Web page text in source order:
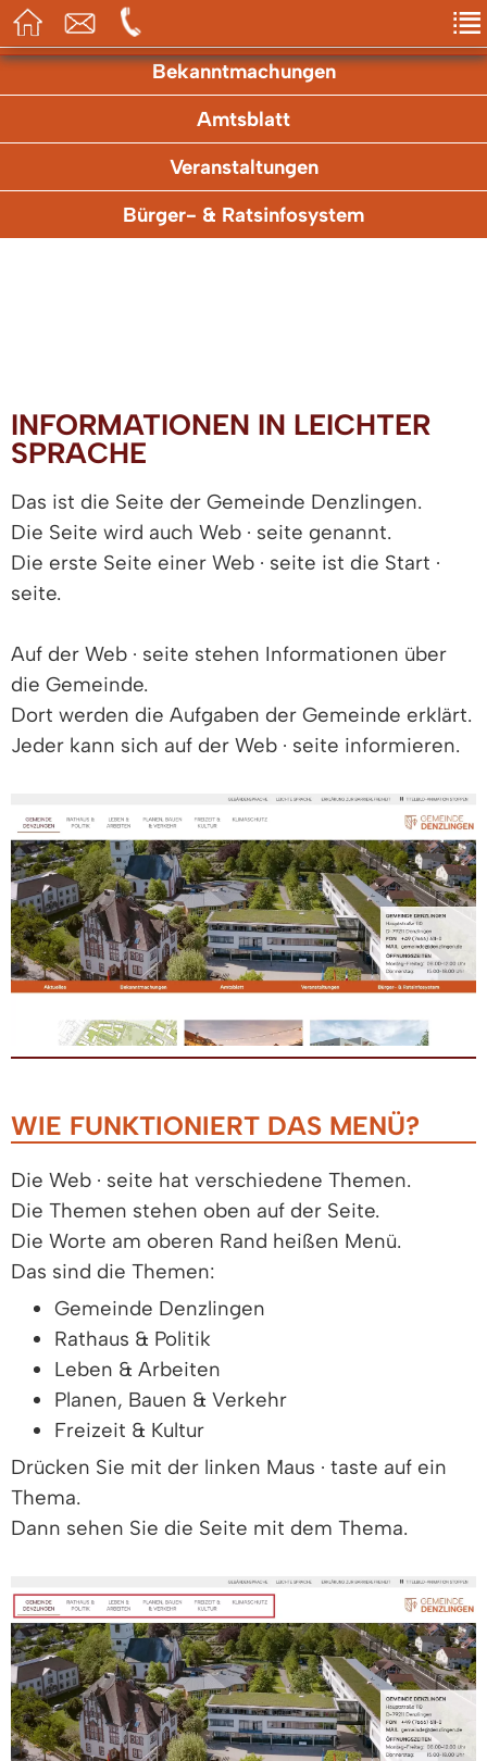
Bekanntmachungen
Amtsblatt
Veranstaltungen
Bürger- & Ratsinfosystem
INFORMATIONEN IN LEICHTER
SPRACHE
Das ist die Seite der Gemeinde Denzlingen.
Die Seite wird auch Web · seite genannt.
Die erste Seite einer Web · seite ist die Start ·
seite.
Auf der Web · seite stehen Informationen über
die Gemeinde.
Dort werden die Aufgaben der Gemeinde erklärt.
Jeder kann sich auf der Web · seite informieren.
WIE FUNKTIONIERT DAS MENÜ?
Die Web · seite hat verschiedene Themen.
Die Themen stehen oben auf der Seite.
Die Worte am oberen Rand heißen Menü.
Das sind die Themen:
Gemeinde Denzlingen
Rathaus & Politik
Leben & Arbeiten
Planen, Bauen & Verkehr
Freizeit & Kultur
Drücken Sie mit der linken Maus · taste auf ein
Thema.
Dann sehen Sie die Seite mit dem Thema.